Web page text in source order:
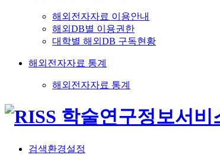
해외전자자료 이용안내
해외DB별 이용권한
대학별 해외DB 구독현황
해외전자자료 통계
해외전자자료 통계
검색환경설정